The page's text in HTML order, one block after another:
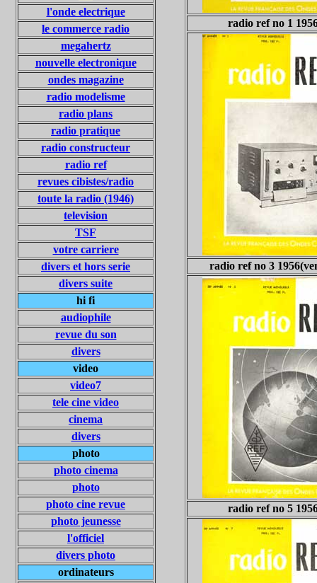
radio ref no 1
radio ref no 3
radio ref no 5
l'onde electrique
le commerce radio
megahertz
nouvelle electronique
ondes magazine
radio modelisme
radio plans
radio pratique
radio constructeur
radio ref
revues cibistes/radio
toute la radio (1946)
television
TSF
votre carriere
divers et hors serie
divers suite
hi fi
audiophile
revue du son
divers
video
video7
tele cine video
cinema
divers
photo
photo cinema
photo
photo cine revue
photo jeunesse
l'officiel
divers photo
ordinateurs